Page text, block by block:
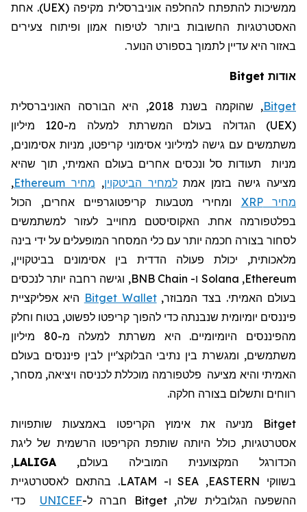
ממשיכות להתפתח להחלפה אוניברסלית מקיפה (UEX). אחת
האסטרטגיות החשובות ביותר לטיפוח אמון ופיתוח צעירים
באזור היא עדיין לתמוך בספורט הנוער.
אודות Bitget
Bitget
, שהוקמה
בשנת 2018, היא הבורסה האוניברסלית
(
UEX
) הגדולה בעולם המשרתת למעלה מ-120
מיליון
משתמשים עם גישה למיליוני אסימוני קריפטו, מניות אסימונים,
מניות תעודות סל ונכסים אחרים בעולם האמיתי, תוך שהיא
מציעה גישה בזמן אמתלמחיר הביטקוין, מחיר Ethereum
,
מחיר XRP
ומחירי מטבעות קריפטוגרפיים אחרים, הכול
בפלטפורמה אחת. האקוסיסטם מחוייב לעזור למשתמשים
לסחור בצורה חכמה יותר עם כלי המסחר המופעלים על ידי בינה
מלאכותית, יכולת פעולה הדדית בין אסימונים בביטקויין,
Ethereum
,
Solana ו- BNB Chain, וגישה רחבה יותר לנכסים
בעולם האמיתי. בצד המבוזר,Bitget Wallet היא אפליקציית
פיננסים יומיומית שנבנתה כדי להפוך קריפטו לפשוט, בטוח וחלק
מהפיננסים היומיומיים. היא
משרתת למעלה מ-80 מיליון
משתמשים, ומגשרת בין נתיבי הבלוקצ'יין לבין פיננסים בעולם
האמיתי והיא מציעה פלטפורמה מוכללת לכניסה ויציאה, מסחר,
רווחים ותשלום בצורה חלקה.
Bitget מניעה את אימוץ הקריפטו
באמצעות שותפויות
אסטרטגיות, כולל היותה שותפת הקריפטו הרשמית של ליגת
הכדורגל המקצוענית
המובילה בעולם, LALIGA
,
בשווקי EASTERN
,
SEA ו- LATAM
. בהתאם לאסטרטגיית
ההשפעה הגלובלית שלה, Bitget חברה ל-UNICEF
כדי